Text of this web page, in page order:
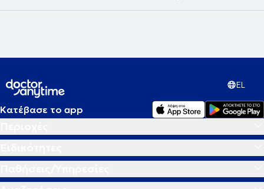
EL
Κατέβασε το app